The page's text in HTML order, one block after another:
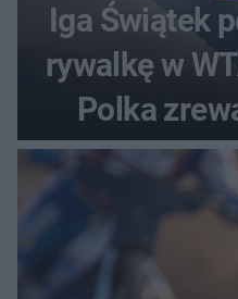
Iga Świątek
rywalkę w
Polka